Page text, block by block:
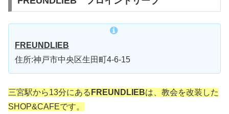
FREUNDLIEB
住所:神戸市中央区生田町4-6-15
三宮駅から13分にある FREUNDLIEBは、教会を改装した
SHOP&CAFEです。